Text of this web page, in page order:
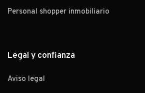
Personal shopper inmobiliario
Legal y confianza
Aviso legal